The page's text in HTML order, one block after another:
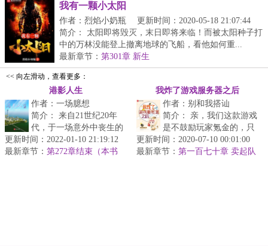
我有一颗小太阳
作者：烈焰小奶瓶
更新时间：2020-05-18 21:07:44
简介： 太阳即将毁灭，末日即将来临！而被太阳种子打
中的万林没能登上撤离地球的飞船，看他如何重...
最新章节： 第301章 新生
<< 向左滑动，查看更多：
港影人生
作者：一场臆想
简介： 来自21世纪20年
代，于一场意外中丧生的
老头魂穿了，魂穿到了80
年代末的港影世界里，...
更新时间：2022-01-10 21:19:12
最新章节： 第272章结束（本书
我炸了游戏服务器之后
作者：别和我搭讪
简介： 亲，我们这款游戏
是不鼓励玩家氪金的，只
要运气够好的话，白嫖依
然可以享有愉快的游戏体
更新时间：2020-07-10 00:01:00
最新章节： 第一百七十章 卖起队